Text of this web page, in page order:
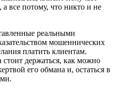
а все потому, что никто и не
реальными
мошеннических
платить клиентам.
держаться, как можно
его обмана и, остаться в